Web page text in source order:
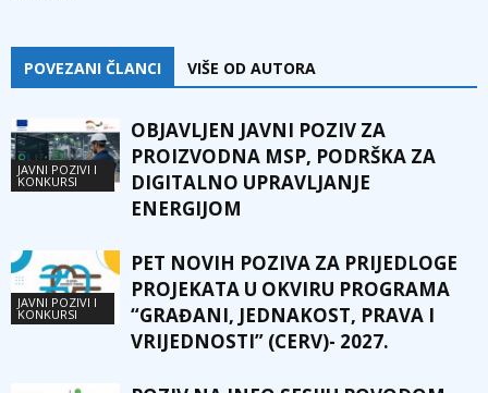
POVEZANI ČLANCI VIŠE OD AUTORA
JAVNI POZIVI I
KONKURSI
OBJAVLJEN JAVNI POZIV ZA
PROIZVODNA MSP, PODRŠKA ZA
DIGITALNO UPRAVLJANJE
ENERGIJOM
JAVNI POZIVI I
KONKURSI
PET NOVIH POZIVA ZA PRIJEDLOGE
PROJEKATA U OKVIRU PROGRAMA
“GRAĐANI, JEDNAKOST, PRAVA I
VRIJEDNOSTI” (CERV)- 2027.